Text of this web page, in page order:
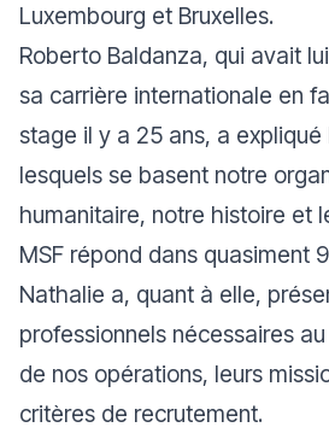
Luxembourg et Bruxelles.
Roberto Baldanza, qui avait
sa carrière internationale en
stage il y a 25 ans, a expliqué
lesquels se basent notre
humanitaire, notre histoire et
MSF répond dans quasiment
Nathalie a, quant à elle,
professionnels nécessaires
de nos opérations, leurs
critères de recrutement.